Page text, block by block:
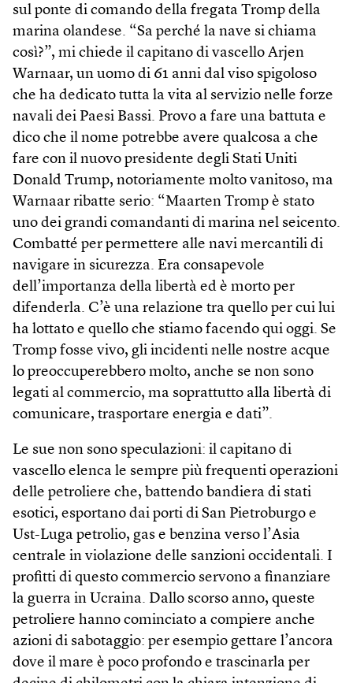
sul ponte di comando della fregata Tromp della
marina olandese. “Sa perché la nave si chiama
così?”, mi chiede il capitano di vascello Arjen
Warnaar, un uomo di 61 anni dal viso spigoloso
che ha dedicato tutta la vita al servizio nelle forze
navali dei Paesi Bassi. Provo a fare una battuta e
dico che il nome potrebbe avere qualcosa a che
fare con il nuovo presidente degli Stati Uniti
Donald Trump, notoriamente molto vanitoso, ma
Warnaar ribatte serio: “Maarten Tromp è stato
uno dei grandi comandanti di marina nel seicento.
Combatté per permettere alle navi mercantili di
navigare in sicurezza. Era consapevole
dell’importanza della libertà ed è morto per
difenderla. C’è una relazione tra quello per cui lui
ha lottato e quello che stiamo facendo qui oggi. Se
Tromp fosse vivo, gli incidenti nelle nostre acque
lo preoccuperebbero molto, anche se non sono
legati al commercio, ma soprattutto alla libertà di
comunicare, trasportare energia e dati”.
Le sue non sono speculazioni: il capitano di
vascello elenca le sempre più frequenti operazioni
delle petroliere che, battendo bandiera di stati
esotici, esportano dai porti di San Pietroburgo e
Ust-Luga petrolio, gas e benzina verso l’Asia
centrale in violazione delle sanzioni occidentali. I
profitti di questo commercio servono a finanziare
la guerra in Ucraina. Dallo scorso anno, queste
petroliere hanno cominciato a compiere anche
azioni di sabotaggio: per esempio gettare l’ancora
dove il mare è poco profondo e trascinarla per